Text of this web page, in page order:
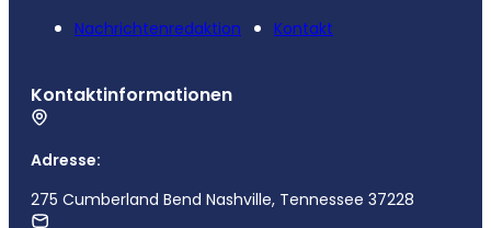
Nachrichtenredaktion
Kontakt
Kontaktinformationen
Adresse:
275 Cumberland Bend Nashville, Tennessee 37228